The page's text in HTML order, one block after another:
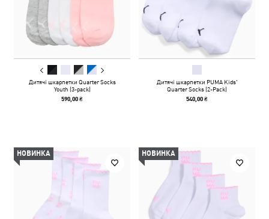
Дитячі шкарпетки Quarter Socks
Youth (3-pack)
590,00 ₴
Дитячі шкарпетки PUMA Kids'
Quarter Socks (2-Pack)
540,00 ₴
НОВИНКА НОВИНКА